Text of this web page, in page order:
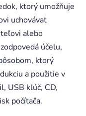
ktorý umožňuje
uchovávať
alebo
účelu,
ktorý
a použitie v
USB kľúč, CD,
počítača.